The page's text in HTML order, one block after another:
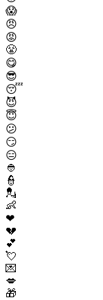
😱
😠
😡
😤
😋
😎
😴
😈
😇
😕
😏
😑
👲
👮
💂
👶
❤
💔
💕
💘
💌
💋
🎁